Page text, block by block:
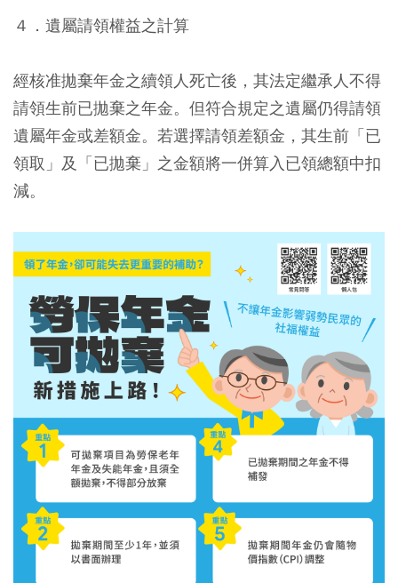
４．遺屬請領權益之計算
經核准拋棄年金之續領人死亡後，其法定繼承人不得
請領生前已拋棄之年金。但符合規定之遺屬仍得請領
遺屬年金或差額金。若選擇請領差額金，其生前「已
領取」及「已拋棄」之金額將一併算入已領總額中扣
減。